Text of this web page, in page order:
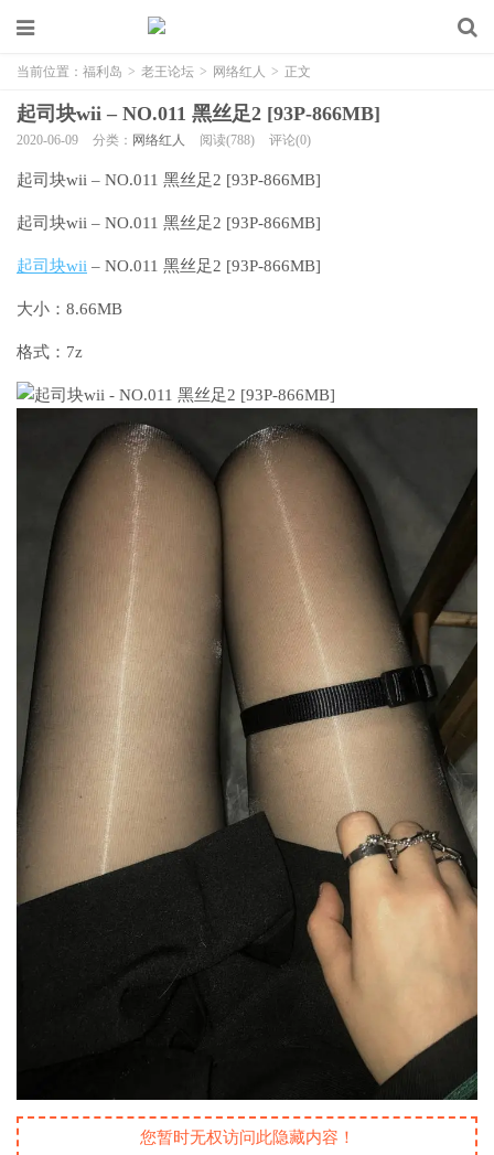
当前位置： 福利岛 > 老王论坛 > 网络红人 > 正文
起司块wii – NO.011 黑丝足2 [93P-866MB]
2020-06-09 分类： 网络红人 阅读(788) 评论(0)
起司块wii – NO.011 黑丝足2 [93P-866MB]
起司块wii – NO.011 黑丝足2 [93P-866MB]
起司块wii – NO.011 黑丝足2 [93P-866MB]
大小：8.66MB
格式：7z
您暂时无权访问此隐藏内容！